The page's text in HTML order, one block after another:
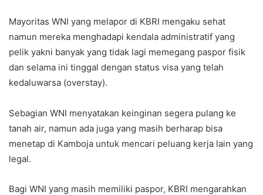
Mayoritas WNI yang melapor di KBRI mengaku sehat
namun mereka menghadapi kendala administratif yang
pelik yakni banyak yang tidak lagi memegang paspor fisik
dan selama ini tinggal dengan status visa yang telah
kedaluwarsa (overstay).
Sebagian WNI menyatakan keinginan segera pulang ke
tanah air, namun ada juga yang masih berharap bisa
menetap di Kamboja untuk mencari peluang kerja lain yang
legal.
Bagi WNI yang masih memiliki paspor, KBRI mengarahkan